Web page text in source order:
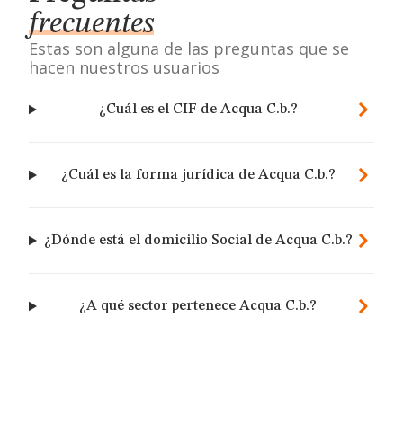
frecuentes
Estas son alguna de las preguntas que se
hacen nuestros usuarios
¿Cuál es el CIF de Acqua C.b.?
¿Cuál es la forma jurídica de Acqua C.b.?
¿Dónde está el domicilio Social de Acqua C.b.?
¿A qué sector pertenece Acqua C.b.?